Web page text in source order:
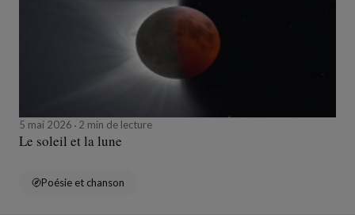
5 mai 2026 2 min de lecture
Le soleil et la lune
Poésie et chanson